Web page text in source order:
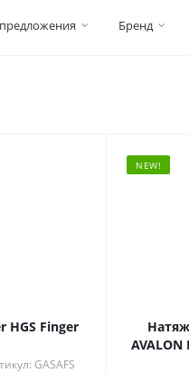
Бренд
HGS Finger
GASAFS
NEW!
AVALON